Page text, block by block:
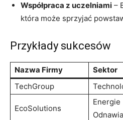
Współpraca z uczelniami –
która może sprzyjać
Przykłady sukcesów
Nazwa Firmy Sektor
TechGroup
EcoSolutions
Energie